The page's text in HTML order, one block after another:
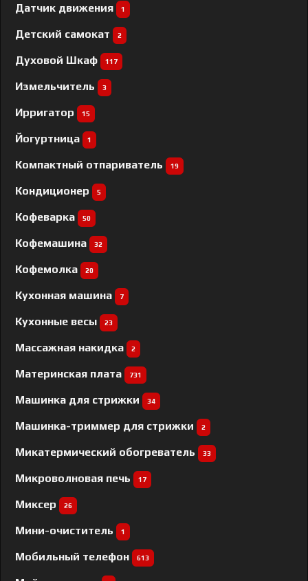
Датчик движения 1
Детский самокат 2
Духовой Шкаф 117
Измельчитель 3
Ирригатор 15
Йогуртница 1
Компактный отпариватель 19
Кондиционер 5
Кофеварка 50
Кофемашина 32
Кофемолка 20
Кухонная машина 7
Кухонные весы 23
Массажная накидка 2
Материнская плата 731
Машинка для стрижки 34
Машинка-триммер для стрижки 2
Микатермический обогреватель 33
Микроволновая печь 17
Миксер 26
Мини-очиститель 1
Мобильный телефон 613